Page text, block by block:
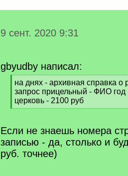
9 сент. 2020 9:31
gbyudby написал:
[
q
]
на днях - архивная справка о
запрос прицельный - ФИО год
церковь - 2100 руб
[
q
]
Если не знаешь номера
записью - да, столько и
руб. точнее)